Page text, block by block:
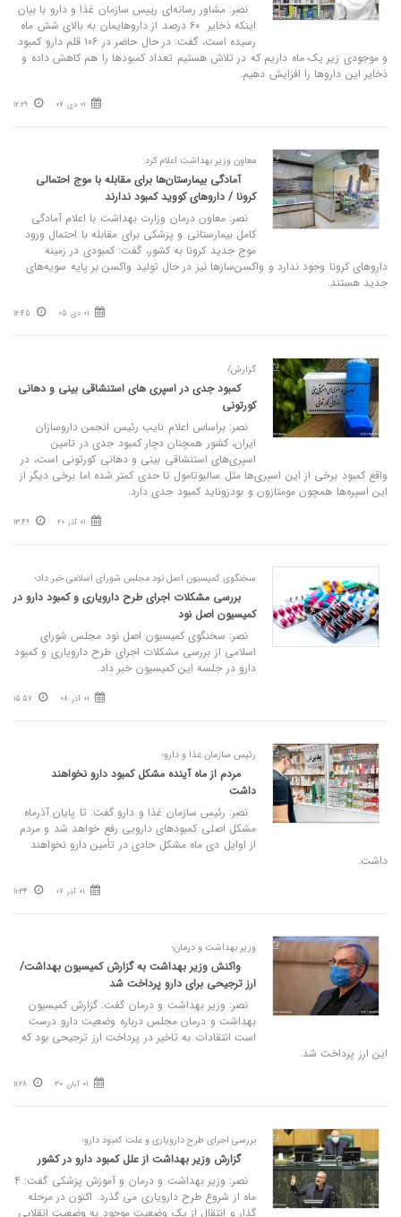
نصر: مشاور رسانه‌ای رییس سازمان غذا و دارو با بیان
اینکه ذخایر ۶۰ درصد از داروهایمان به بالای شش ماه
رسیده است، گفت: در حال حاضر در ۱۰۶ قلم دارو کمبود
و موجودی زیر یک ماه داریم که در تلاش هستیم تعداد کمبودها را هم کاهش داده و
ذخایر این داروها را افزایش دهیم.
01 دی 07 12:29
معاون وزیر بهداشت اعلام کرد:
آمادگی بیمارستان‌ها برای مقابله با موج احتمالی
کرونا / داروهای کووید کمبود ندارند
نصر: معاون درمان وزارت بهداشت با اعلام آمادگی
کامل بیمارستانی و پزشکی برای مقابله با احتمال ورود
موج جدید کرونا به کشور، گفت: کمبودی در زمینه
داروهای کرونا وجود ندارد و واکسن‌سازها نیز در حال تولید واکسن بر پایه سویه‌های
جدید هستند.
01 دی 05 12:45
گزارش/
کمبود جدی در اسپری‌ های استنشاقی بینی و دهانی
کورتونی
نصر: براساس اعلام نایب رئیس انجمن داروسازان
ایران، کشور همچنان دچار کمبود جدی در تامین
اسپری‌های استنشاقی بینی و دهانی کورتونی است، در
واقع کمبود برخی از این اسپری‌ها مثل سالبوتامول تا حدی کمتر شده اما برخی دیگر از
این اسپره‌ها همچون مومتازون و بودزوناید کمبود جدی دارد.
01 آذر 20 13:49
سخنگوی کمیسیون اصل نود مجلس شورای اسلامی خبر داد؛
بررسی مشکلات اجرای طرح دارویاری و کمبود دارو در
کمیسیون اصل نود
نصر: سخنگوی کمیسیون اصل نود مجلس شورای
اسلامی از بررسی مشکلات اجرای طرح دارویاری و کمبود
دارو در جلسه این کمیسیون خبر داد.
01 آذر 08 15:57
رئیس سازمان غذا و دارو؛
مردم از ماه آینده مشکل کمبود دارو نخواهند
داشت
نصر: رئیس سازمان غذا و دارو گفت: تا پایان آذرماه
مشکل اصلی کمبودهای دارویی رفع خواهد شد و مردم
از اوایل دی ماه مشکل حادی در تأمین دارو نخواهند
داشت.
01 آذر 07 11:34
وزیر بهداشت و درمان؛
واکنش وزیر بهداشت به گزارش کمیسیون بهداشت/
ارز ترجیحی برای دارو پرداخت شد
نصر: وزیر بهداشت و درمان گفت: گزارش کمیسیون
بهداشت و درمان مجلس درباره وضعیت دارو درست
است انتقادات به تاخیر در پرداخت ارز ترجیحی بود که
این ارز پرداخت شد.
01 آبان 30 11:28
بررسی اجرای طرح دارویاری و علت کمبود دارو؛
گزارش وزیر بهداشت از علل کمبود دارو در کشور
نصر: وزیر بهداشت و درمان و آموزش پزشکی گفت: ۴
ماه از شروع طرح دارویاری می گذرد. اکنون در مرحله
گذار و انتقال از یک وضعیت موجود به وضعیت انقلابی